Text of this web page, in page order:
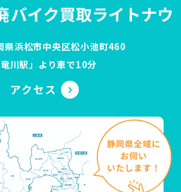
浜松市中央区松小池町460
川駅」より車で10分